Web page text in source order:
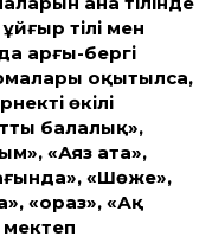
тілі мен
арғы-бергі
оқытылса,
өкілі
балалық»,
«Аяз ата»,
«Шөже»,
«Қораз», «Ақ